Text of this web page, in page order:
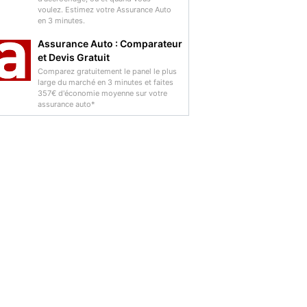
voulez. Estimez votre Assurance Auto
en 3 minutes.
Assurance Auto : Comparateur
et Devis Gratuit
Comparez gratuitement le panel le plus
large du marché en 3 minutes et faites
357€ d'économie moyenne sur votre
assurance auto*